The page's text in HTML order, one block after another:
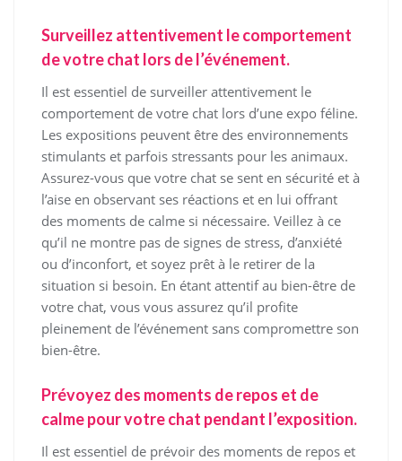
Surveillez attentivement le comportement
de votre chat lors de l’événement.
Il est essentiel de surveiller attentivement le
comportement de votre chat lors d’une expo féline.
Les expositions peuvent être des environnements
stimulants et parfois stressants pour les animaux.
Assurez-vous que votre chat se sent en sécurité et à
l’aise en observant ses réactions et en lui offrant
des moments de calme si nécessaire. Veillez à ce
qu’il ne montre pas de signes de stress, d’anxiété
ou d’inconfort, et soyez prêt à le retirer de la
situation si besoin. En étant attentif au bien-être de
votre chat, vous vous assurez qu’il profite
pleinement de l’événement sans compromettre son
bien-être.
Prévoyez des moments de repos et de
calme pour votre chat pendant l’exposition.
Il est essentiel de prévoir des moments de repos et